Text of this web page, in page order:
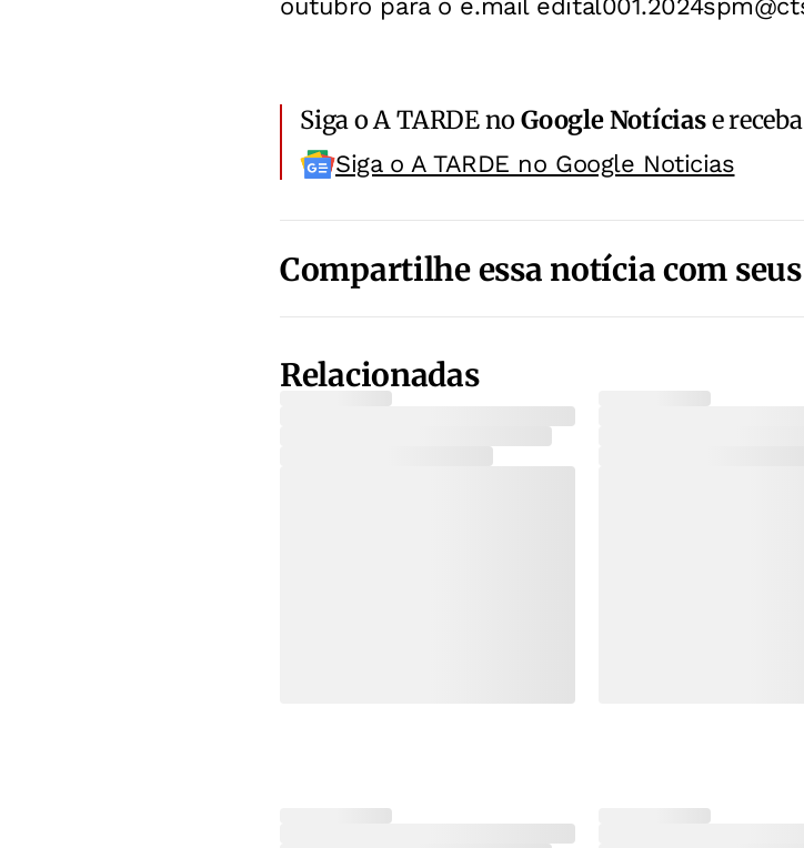
outubro para o e.mail
Siga o A TARDE noGoogle Notíciase
Siga o A TARDE no Google Noticias
Compartilhe essa notícia com
Relacionadas